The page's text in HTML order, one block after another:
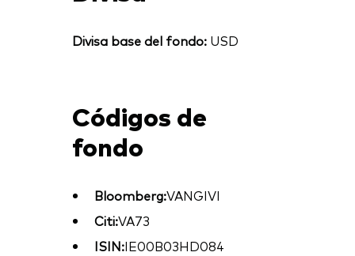
Divisa base del fondo:USD
Códigos de
fondo
Bloomberg:VANGIVI
Citi:VA73
ISIN:IE00B03HD084